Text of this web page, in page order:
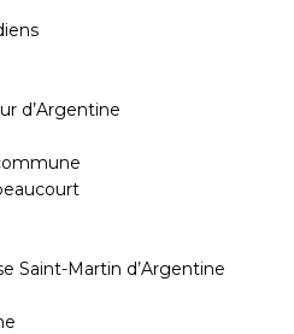
d’Argentine
Saint-Martin d’Argentine